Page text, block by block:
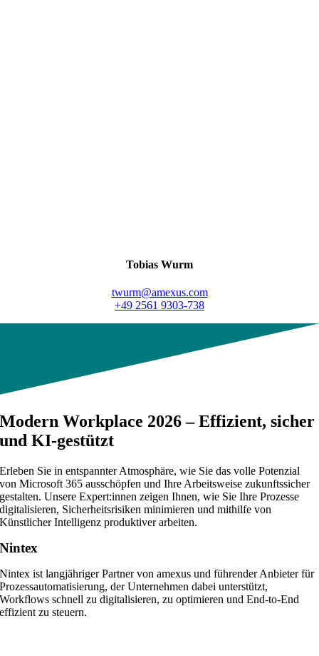
Tobias Wurm
twurm@amexus.com
+49 2561 9303-738
Modern Workplace 2026 – Effizient, sicher
und KI-gestützt
Erleben Sie in entspannter Atmosphäre, wie Sie das volle Potenzial
von Microsoft 365 ausschöpfen und Ihre Arbeitsweise zukunftssicher
gestalten. Unsere Expert:innen zeigen Ihnen, wie Sie Ihre Prozesse
digitalisieren, Sicherheitsrisiken minimieren und mithilfe von
Künstlicher Intelligenz produktiver arbeiten.
Nintex
Nintex ist langjähriger Partner von amexus und führender Anbieter für
Prozessautomatisierung, der Unternehmen dabei unterstützt,
Workflows schnell zu digitalisieren, zu optimieren und End-to-End
effizient zu steuern.